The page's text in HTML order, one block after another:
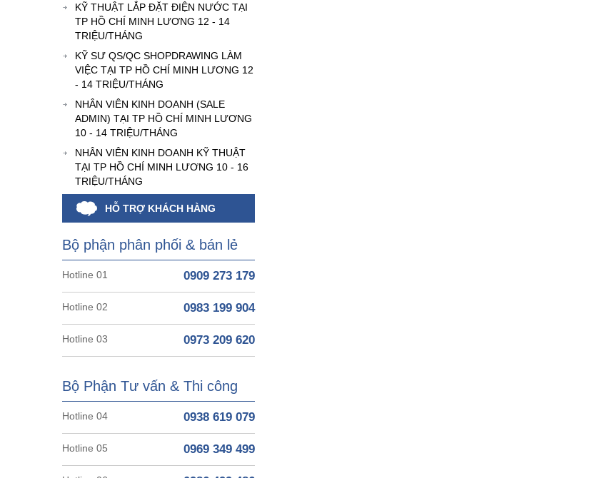
KỸ THUẬT LẮP ĐẶT ĐIỆN NƯỚC TẠI
TP HỒ CHÍ MINH LƯƠNG 12 - 14
TRIỆU/THÁNG
KỸ SƯ QS/QC SHOPDRAWING LÀM
VIỆC TẠI TP HỒ CHÍ MINH LƯƠNG 12
- 14 TRIỆU/THÁNG
NHÂN VIÊN KINH DOANH (SALE
ADMIN) TẠI TP HỒ CHÍ MINH LƯƠNG
10 - 14 TRIỆU/THÁNG
NHÂN VIÊN KINH DOANH KỸ THUẬT
TẠI TP HỒ CHÍ MINH LƯƠNG 10 - 16
TRIỆU/THÁNG
HỖ TRỢ KHÁCH HÀNG
Bộ phận phân phối & bán lẻ
Hotline 01 0909 273 179
Hotline 02 0983 199 904
Hotline 03 0973 209 620
Bộ Phận Tư vấn & Thi công
Hotline 04 0938 619 079
Hotline 05 0969 349 499